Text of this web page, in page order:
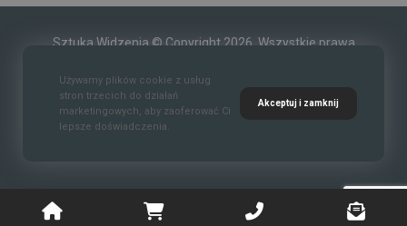
Sztuka Widzenia © Copyright 2026. Wszystkie prawa
Używamy plików cookie z usług
stron trzecich do działań
marketingowych, aby zaoferować Ci
lepsze doświadczenia.
Akceptuj i zamknij